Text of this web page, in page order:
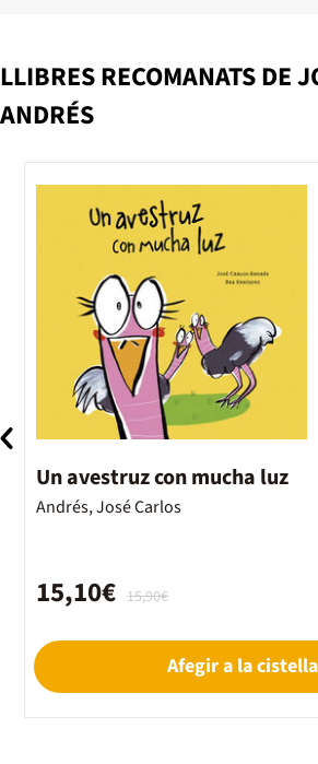
LLIBRES RECOMANATS DE
ANDRÉS
Un avestruz con mucha luz
Andrés, José Carlos
15,90€
15,10€
Afegir a la cistella